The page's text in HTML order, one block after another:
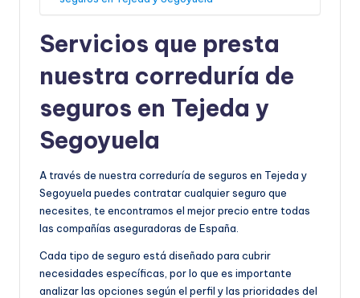
Servicios que presta
nuestra correduría de
seguros en Tejeda y
Segoyuela
A través de nuestra correduría de seguros en Tejeda y
Segoyuela puedes contratar cualquier seguro que
necesites, te encontramos el mejor precio entre todas
las compañías aseguradoras de España.
Cada tipo de seguro está diseñado para cubrir
necesidades específicas, por lo que es importante
analizar las opciones según el perfil y las prioridades del